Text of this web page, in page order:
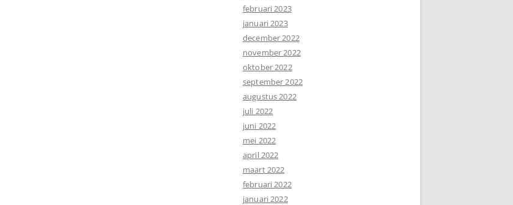
februari 2023
januari 2023
december 2022
november 2022
oktober 2022
september 2022
augustus 2022
juli 2022
juni 2022
mei 2022
april 2022
maart 2022
februari 2022
januari 2022